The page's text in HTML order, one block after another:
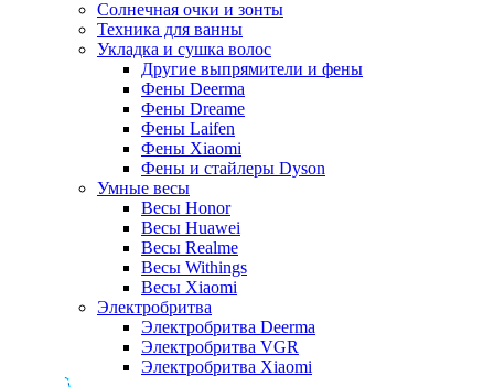
Солнечная очки и зонты
Техника для ванны
Укладка и сушка волос
Другие выпрямители и фены
Фены Deerma
Фены Dreame
Фены Laifen
Фены Xiaomi
Фены и стайлеры Dyson
Умные весы
Весы Honor
Весы Huawei
Весы Realme
Весы Withings
Весы Xiaomi
Электробритва
Электробритва Deerma
Электробритва VGR
Электробритва Xiaomi